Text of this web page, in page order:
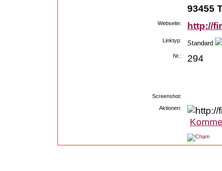
93455
Webseite: http://
Linktyp: Standard
Nr.: 294
Screenshot:
Aktionen: